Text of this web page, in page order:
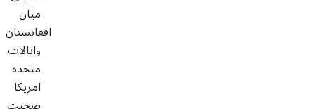
میان
افغانستان
وایالات
متحده
امریکا